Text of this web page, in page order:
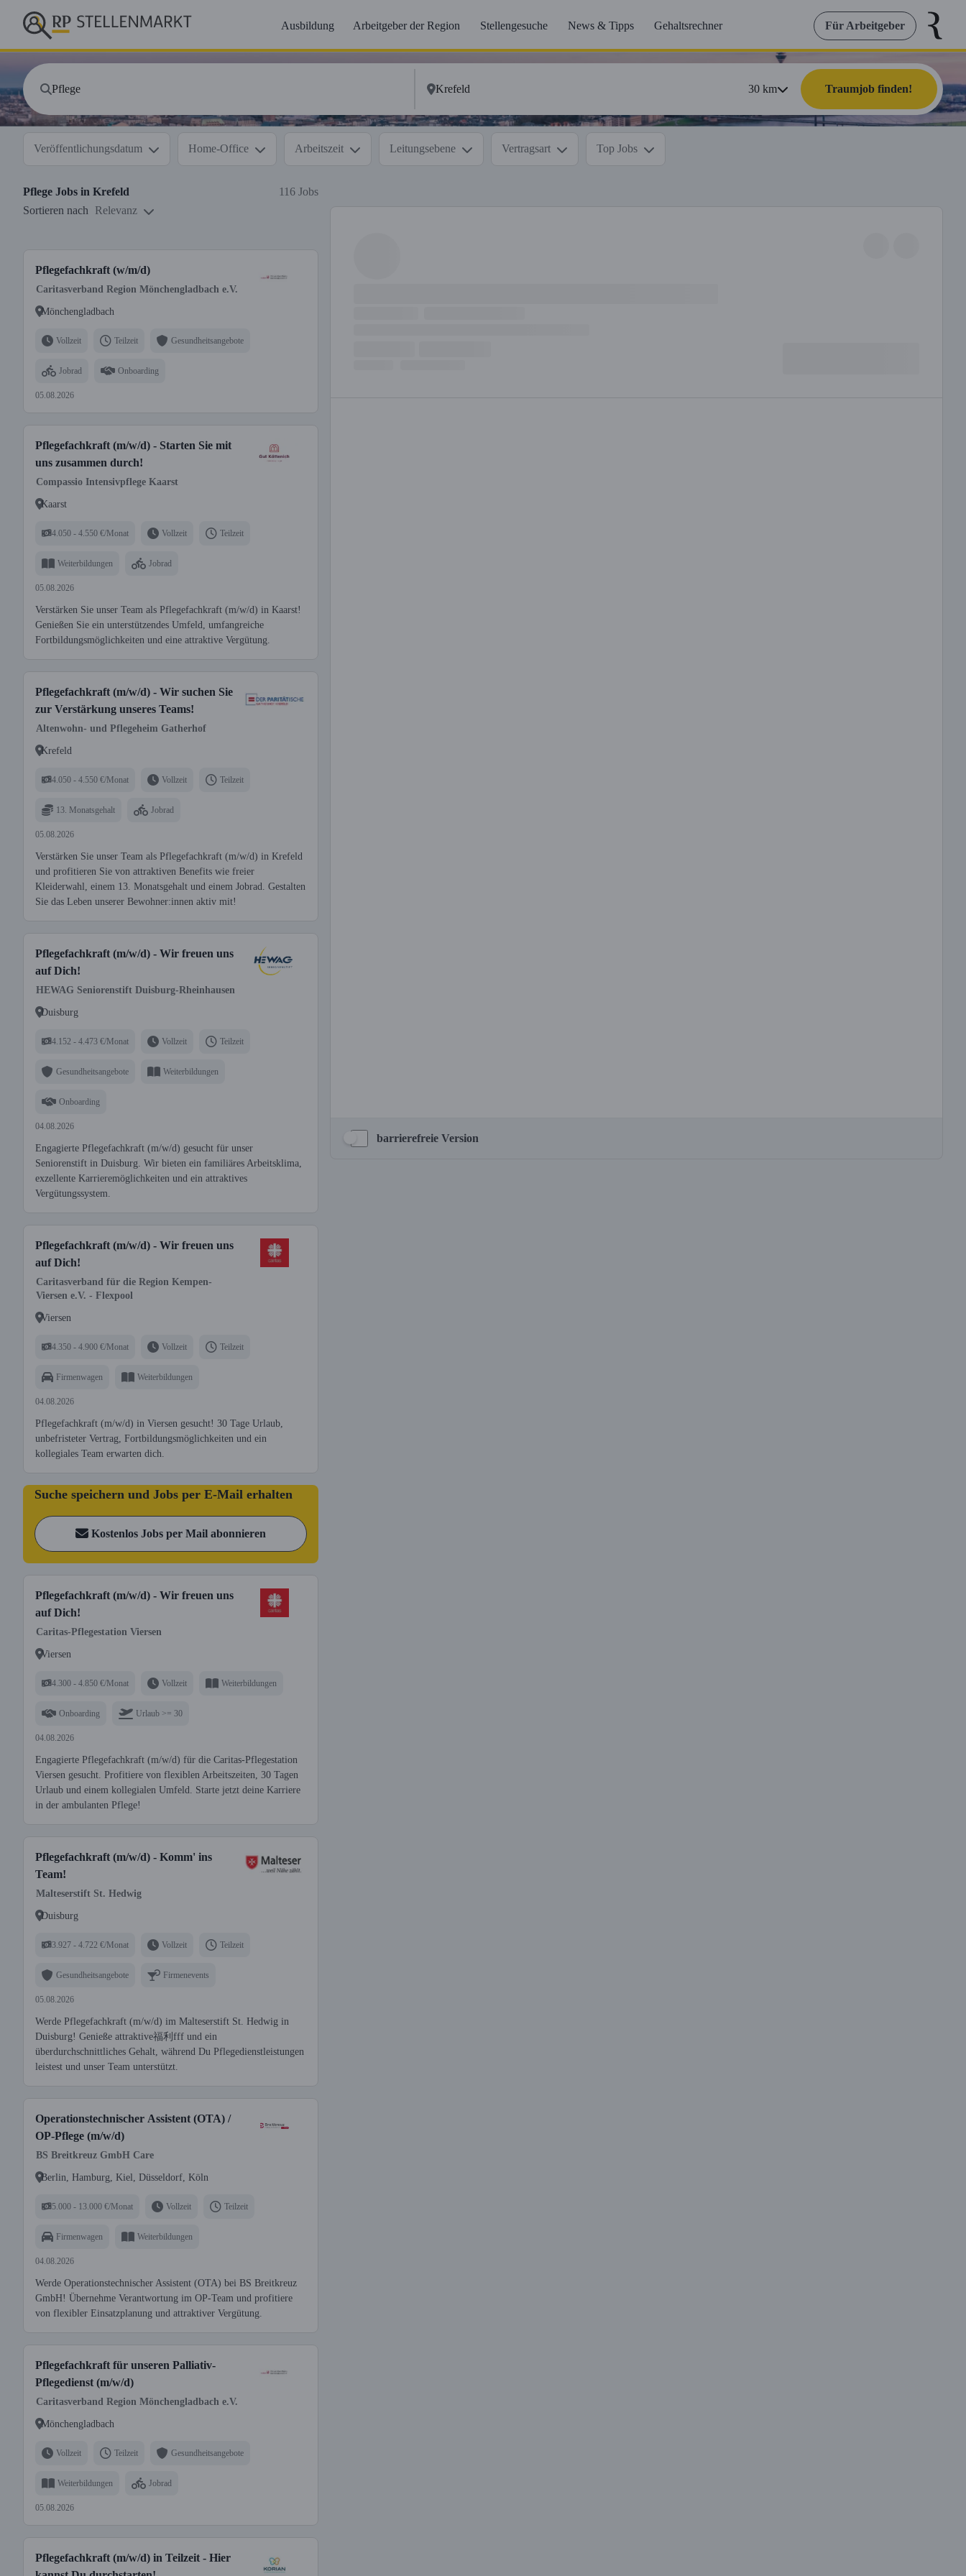
Ausbildung Arbeitgeber der Region Stellengesuche News & Tipps Gehaltsrechner Für Arbeitgeber
30km Traumjob finden!
Veröffentlichungsdatum Home-Office Arbeitszeit Leitungsebene Vertragsart Top Jobs
Pflege Jobs in Krefeld
116 Jobs
Sortieren nach
Relevanz
Pflegefachkraft (w/m/d)
Caritasverband Region Mönchengladbach e.V.
Mönchengladbach
Vollzeit Teilzeit Gesundheitsangebote
Jobrad Onboarding
05.08.2026
Pflegefachkraft (m/w/d) - Starten Sie mit
uns zusammen durch!
Compassio Intensivpflege Kaarst
Kaarst
4.050 - 4.550 €/Monat Vollzeit Teilzeit
Weiterbildungen Jobrad
05.08.2026
Verstärken Sie unser Team als Pflegefachkraft (m/w/d) in Kaarst!
Genießen Sie ein unterstützendes Umfeld, umfangreiche
Fortbildungsmöglichkeiten und eine attraktive Vergütung.
Pflegefachkraft (m/w/d) - Wir suchen Sie
zur Verstärkung unseres Teams!
Altenwohn- und Pflegeheim Gatherhof
Krefeld
4.050 - 4.550 €/Monat Vollzeit Teilzeit
13. Monatsgehalt Jobrad
05.08.2026
Verstärken Sie unser Team als Pflegefachkraft (m/w/d) in Krefeld
und profitieren Sie von attraktiven Benefits wie freier
Kleiderwahl, einem 13. Monatsgehalt und einem Jobrad. Gestalten
Sie das Leben unserer Bewohner:innen aktiv mit!
Pflegefachkraft (m/w/d) - Wir freuen uns
auf Dich!
HEWAG Seniorenstift Duisburg-Rheinhausen
Duisburg
4.152 - 4.473 €/Monat Vollzeit Teilzeit
Gesundheitsangebote Weiterbildungen
Onboarding
04.08.2026
Engagierte Pflegefachkraft (m/w/d) gesucht für unser
Seniorenstift in Duisburg. Wir bieten ein familiäres Arbeitsklima,
exzellente Karrieremöglichkeiten und ein attraktives
Vergütungssystem.
Pflegefachkraft (m/w/d) - Wir freuen uns
auf Dich!
Caritasverband für die Region Kempen-
Viersen e.V. - Flexpool
Viersen
4.350 - 4.900 €/Monat Vollzeit Teilzeit
Firmenwagen Weiterbildungen
04.08.2026
Pflegefachkraft (m/w/d) in Viersen gesucht! 30 Tage Urlaub,
unbefristeter Vertrag, Fortbildungsmöglichkeiten und ein
kollegiales Team erwarten dich.
Suche speichern und Jobs per E-Mail erhalten
Kostenlos Jobs per Mail abonnieren
Pflegefachkraft (m/w/d) - Wir freuen uns
auf Dich!
Caritas-Pflegestation Viersen
Viersen
4.300 - 4.850 €/Monat Vollzeit Weiterbildungen
Onboarding Urlaub >= 30
04.08.2026
Engagierte Pflegefachkraft (m/w/d) für die Caritas-Pflegestation
Viersen gesucht. Profitiere von flexiblen Arbeitszeiten, 30 Tagen
Urlaub und einem kollegialen Umfeld. Starte jetzt deine Karriere
in der ambulanten Pflege!
Pflegefachkraft (m/w/d) - Komm' ins
Team!
Malteserstift St. Hedwig
Duisburg
3.927 - 4.722 €/Monat Vollzeit Teilzeit
Gesundheitsangebote Firmenevents
05.08.2026
Werde Pflegefachkraft (m/w/d) im Malteserstift St. Hedwig in
Duisburg! Genieße attraktive福利fff und ein
überdurchschnittliches Gehalt, während Du Pflegedienstleistungen
leistest und unser Team unterstützt.
Operationstechnischer Assistent (OTA) /
OP-Pflege (m/w/d)
BS Breitkreuz GmbH Care
Berlin, Hamburg, Kiel, Düsseldorf, Köln
5.000 - 13.000 €/Monat Vollzeit Teilzeit
Firmenwagen Weiterbildungen
04.08.2026
Werde Operationstechnischer Assistent (OTA) bei BS Breitkreuz
GmbH! Übernehme Verantwortung im OP-Team und profitiere
von flexibler Einsatzplanung und attraktiver Vergütung.
Pflegefachkraft für unseren Palliativ-
Pflegedienst (m/w/d)
Caritasverband Region Mönchengladbach e.V.
Mönchengladbach
Vollzeit Teilzeit Gesundheitsangebote
Weiterbildungen Jobrad
05.08.2026
Pflegefachkraft (m/w/d) in Teilzeit - Hier
barrierefreie Version